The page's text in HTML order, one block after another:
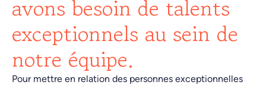
avons besoin de talents
exceptionnels au sein de
notre équipe.
Pour mettre en relation des personnes exceptionnelles